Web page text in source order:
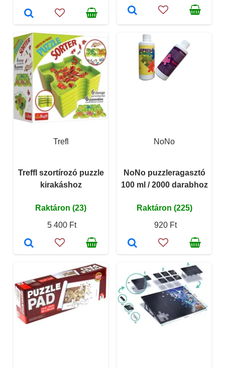
Trefl
Treffl szortírozó puzzle
kirakáshoz
Raktáron (23)
5 400 Ft
NoNo
NoNo puzzleragasztó
100 ml / 2000 darabhoz
Raktáron (225)
920 Ft